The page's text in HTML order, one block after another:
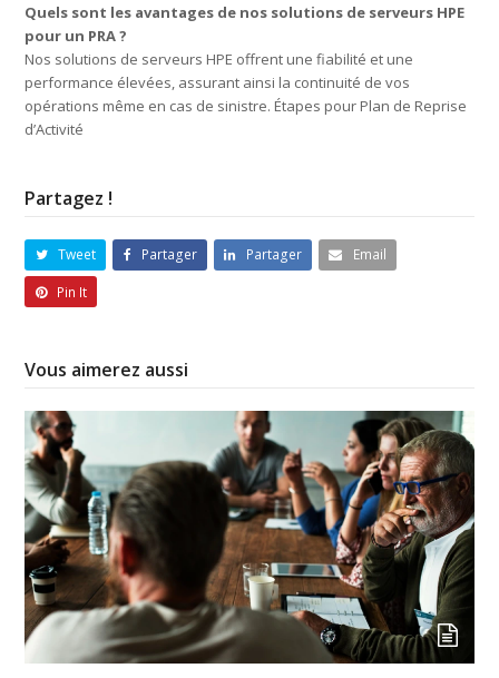
Quels sont les avantages de nos solutions de serveurs HPE
pour un PRA ?
Nos solutions de serveurs HPE offrent une fiabilité et une
performance élevées, assurant ainsi la continuité de vos
opérations même en cas de sinistre. Étapes pour Plan de Reprise
d’Activité
Partagez !
Tweet Partager Partager
Email
Pin It
Vous aimerez aussi